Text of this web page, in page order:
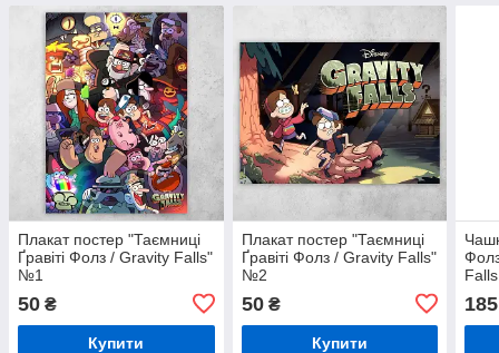
Плакат постер "Таємниці
Ґравіті Фолз / Gravity Falls"
№1
50 ₴
Купити
Плакат постер "Таємниці
Ґравіті Фолз / Gravity Falls"
№2
50₴
Купити
185